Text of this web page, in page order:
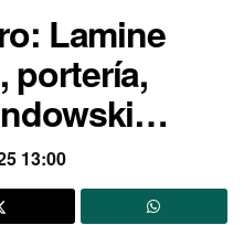
Lamine
portería,
13:00